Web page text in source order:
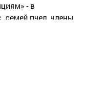
- в
семей пчел, члены